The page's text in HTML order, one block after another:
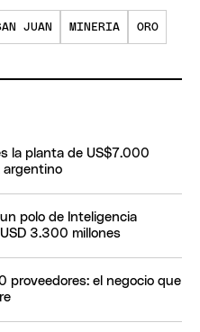
JUAN MINERIA ORO
la planta de US$7.000
argentino
polo de Inteligencia
3.300 millones
proveedores: el negocio que